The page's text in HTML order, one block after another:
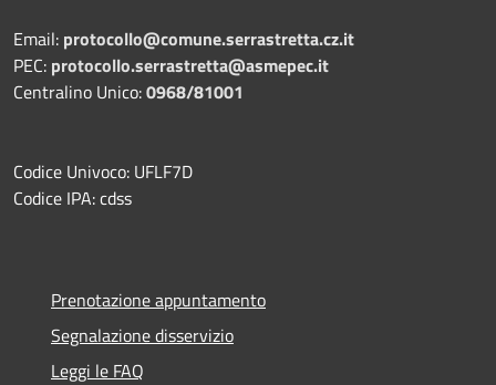
Email: protocollo@comune.serrastretta.cz.it
PEC: protocollo.serrastretta@asmepec.it
Centralino Unico:0968/81001
Codice Univoco: UFLF7D
Codice IPA: cdss
Prenotazione appuntamento
Segnalazione disservizio
Leggi le FAQ